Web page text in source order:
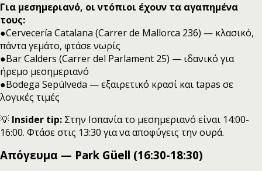
Για μεσημεριανό, οι ντόπιοι έχουν τα αγαπημένα
τους:
●Cervecería Catalana (Carrer de Mallorca 236) — κλασικό,
πάντα γεμάτο, φτάσε νωρίς
●Bar Calders (Carrer del Parlament 25) — ιδανικό για
ήρεμο μεσημεριανό
●Bodega Sepúlveda — εξαιρετικό κρασί και tapas σε
λογικές τιμές
💡 Insider tip: Στην Ισπανία το μεσημεριανό είναι 14:00-
16:00. Φτάσε στις 13:30 για να αποφύγεις την ουρά.
Απόγευμα — Park Güell (16:30-18:30)